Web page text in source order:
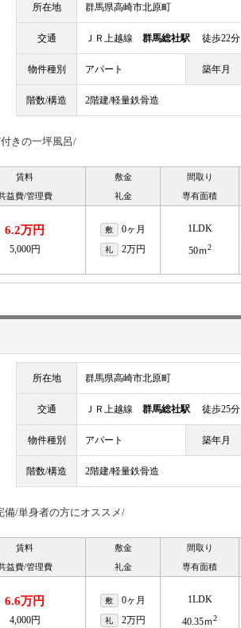
所在地 群馬県高崎市北原町
交通 ＪＲ上越線 群馬総社駅 徒歩22分
物件種別 アパート 築年月
階数/構造 2階建/軽量鉄骨造
きの一坪風呂/
賃料
益費/管理費
敷金
礼金
間取り
専有面積
6.2万円
5,000円
敷 0ヶ月
礼 2万円
1LDK
50ｍ2
所在地 群馬県高崎市北原町
交通 ＪＲ上越線 群馬総社駅 徒歩25分
物件種別 アパート 築年月
階数/構造 2階建/軽量鉄骨造
備/単身者の方にオススメ/
賃料
益費/管理費
敷金
礼金
間取り
専有面積
6.6万円
4,000円
敷 0ヶ月
礼 2万円
1LDK
40.35ｍ2